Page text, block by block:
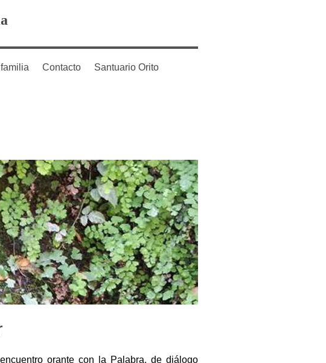
Contacto Santuario Orito
orante con la Palabra, de diálogo